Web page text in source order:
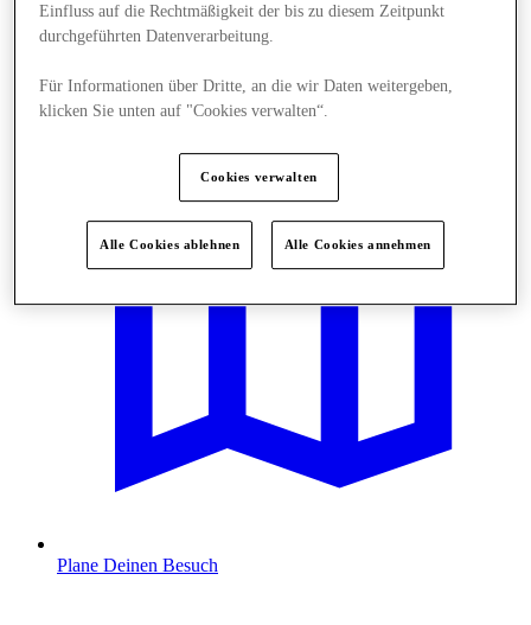
Plane Deinen Besuch
Einfluss auf die Rechtmäßigkeit der bis zu diesem Zeitpunkt
durchgeführten Datenverarbeitung.
Für Informationen über Dritte, an die wir Daten weitergeben,
klicken Sie unten auf "Cookies verwalten“.
Cookies verwalten
Alle Cookies ablehnen Alle Cookies annehmen